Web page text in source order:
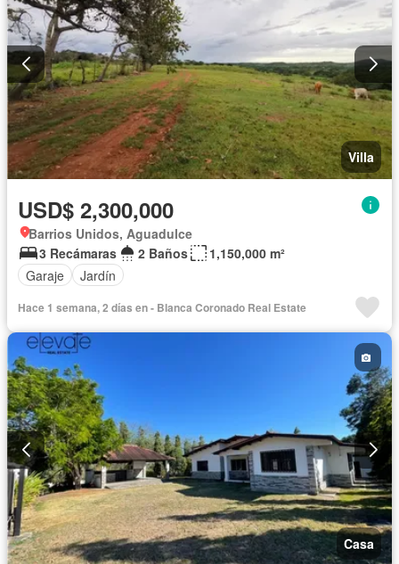
Villa
USD$ 2,300,000
Barrios Unidos, Aguadulce
3 Recámaras
2 Baños
1,150,000 m²
Garaje
Jardín
Hace 1 semana, 2 días en - Blanca Coronado Real Estate
Casa